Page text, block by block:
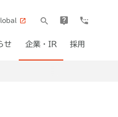
せ 企業・IR 採用